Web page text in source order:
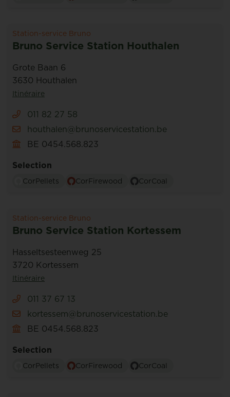
Station-service Bruno
Bruno Service Station Houthalen
Grote Baan 6
3630 Houthalen
Itinéraire
011 82 27 58
houthalen@brunoservicestation.be
BE 0454.568.823
Selection
CorPellets CorFirewood CorCoal
Station-service Bruno
Bruno Service Station Kortessem
Hasseltsesteenweg 25
3720 Kortessem
Itinéraire
011 37 67 13
kortessem@brunoservicestation.be
BE 0454.568.823
Selection
CorPellets CorFirewood CorCoal